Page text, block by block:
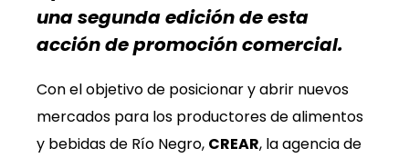
una segunda edición de esta
acción de promoción comercial.
Con el objetivo de posicionar y abrir nuevos
mercados para los productores de alimentos
y bebidas de Río Negro, CREAR, la agencia de